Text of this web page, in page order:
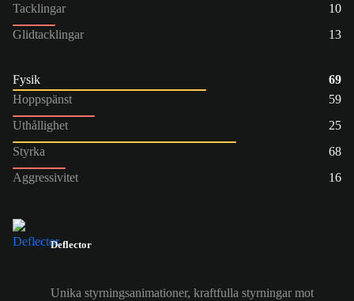
Tacklingar
10
Glidtacklingar
13
Fysik
69
Hoppspänst
59
Uthållighet
25
Styrka
68
Aggressivitet
16
Deflector
Unika styrningsanimationer, kraftfulla styrningar mot